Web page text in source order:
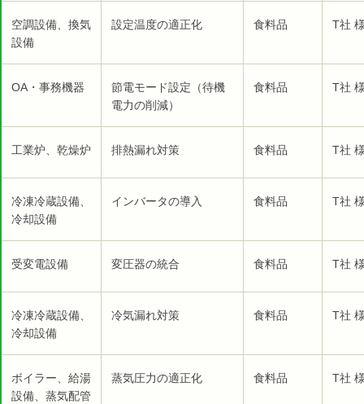
空調設備、換気
設備
設定温度の適正化 食料品 T社
OA・事務機器
節電モード設定（待機
電力の削減）
食料品 T社
工業炉、乾燥炉 排熱漏れ対策 食料品 T社
冷凍冷蔵設備、
冷却設備
インバータの導入 食料品 T社
受変電設備 変圧器の統合 食料品 T社
冷凍冷蔵設備、
冷却設備
冷気漏れ対策 食料品 T社
ボイラー、給湯
設備、蒸気配管
蒸気圧力の適正化 食料品 T社